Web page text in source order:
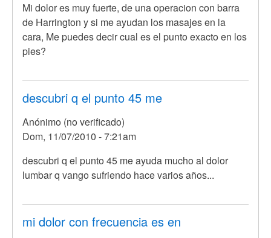
Mi dolor es muy fuerte, de una operacion con barra
de Harrington y si me ayudan los masajes en la
cara, Me puedes decir cual es el punto exacto en los
pies?
descubri q el punto 45 me
Anónimo (no verificado)
Dom, 11/07/2010 - 7:21am
descubri q el punto 45 me ayuda mucho al dolor
lumbar q vango sufriendo hace varios años...
mi dolor con frecuencia es en